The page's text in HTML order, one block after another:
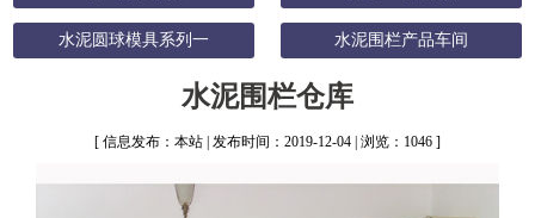
水泥圆球模具系列一 水泥围栏产品车间
水泥围栏仓库
[ 信息发布：本站 | 发布时间：2019-12-04 | 浏览：1046 ]